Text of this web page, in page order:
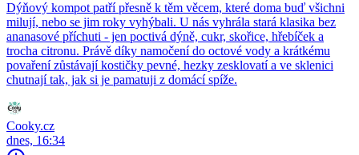
Dýňový kompot patří přesně k těm věcem, které doma buď všichni
milují, nebo se jim roky vyhýbali. U nás vyhrála stará klasika bez
ananasové příchuti - jen poctivá dýně, cukr, skořice, hřebíček a
trocha citronu. Právě díky namočení do octové vody a krátkému
povaření zůstávají kostičky pevné, hezky zesklovatí a ve sklenici
chutnají tak, jak si je pamatuji z domácí spíže.
Cooky.cz
dnes, 16:34